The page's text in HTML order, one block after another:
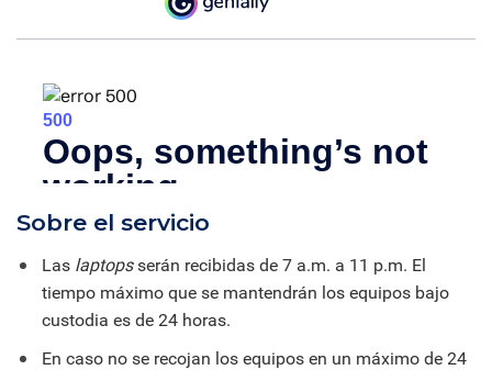
Sobre el servicio
Las laptopsserán recibidas de 7 a.m. a 11 p.m. El
tiempo máximo que se mantendrán los equipos bajo
custodia es de 24 horas.
En caso no se recojan los equipos en un máximo de 24